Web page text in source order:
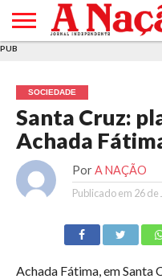
E DE
COOKIES
DE
UTILIZAÇÃO
PUB
SOCIEDADE
Santa Cruz:
Achada
Por A NAÇÃO
Publicado em 26 de
Achada Fátima, em Santa